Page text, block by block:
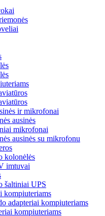
ir mikrofonai
ausinės
mikrofonai
ausinės su mikrofonu
kolonėlės
imtuvai
šaltiniai UPS
kompiuteriams
adapteriai kompiuteriams
kompiuteriams